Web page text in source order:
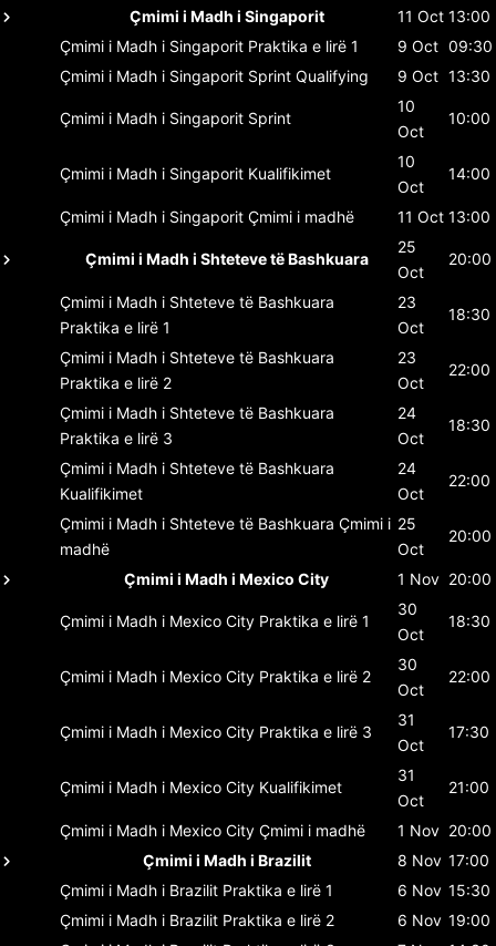
Çmimi i Madh i Singaporit 11 Oct 13:00
Çmimi i Madh i Singaporit Praktika e lirë 1 9 Oct 09:30
Çmimi i Madh i Singaporit Sprint Qualifying 9 Oct 13:30
Çmimi i Madh i Singaporit Sprint
10
Oct
10:00
Çmimi i Madh i Singaporit Kualifikimet
10
Oct
14:00
Çmimi i Madh i Singaporit Çmimi i madhë 11 Oct 13:00
Çmimi i Madh i Shteteve të Bashkuara
25
Oct
20:00
Çmimi i Madh i Shteteve të Bashkuara
Praktika e lirë 1
23
Oct
18:30
Çmimi i Madh i Shteteve të Bashkuara
Praktika e lirë 2
23
Oct
22:00
Çmimi i Madh i Shteteve të Bashkuara
Praktika e lirë 3
24
Oct
18:30
Çmimi i Madh i Shteteve të Bashkuara
Kualifikimet
24
Oct
22:00
Çmimi i Madh i Shteteve të Bashkuara Çmimi i
madhë
25
Oct
20:00
Çmimi i Madh i Mexico City 1 Nov 20:00
Çmimi i Madh i Mexico City Praktika e lirë 1
30
Oct
18:30
Çmimi i Madh i Mexico City Praktika e lirë 2
30
Oct
22:00
Çmimi i Madh i Mexico City Praktika e lirë 3
31
Oct
17:30
Çmimi i Madh i Mexico City Kualifikimet
31
Oct
21:00
Çmimi i Madh i Mexico City Çmimi i madhë 1 Nov 20:00
Çmimi i Madh i Brazilit
8 Nov 17:00
Çmimi i Madh i Brazilit Praktika e lirë 1 6 Nov 15:30
Çmimi i Madh i Brazilit Praktika e lirë 2 6 Nov 19:00